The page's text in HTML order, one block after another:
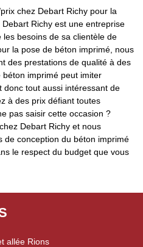
chez Debart Richy pour la
Richy est une entreprise
besoins de sa clientèle de
la pose de béton imprimé, nous
des prestations de qualité à des
imprimé peut imiter
donc tout aussi intéressant de
à des prix défiant toutes
pas saisir cette occasion ?
Debart Richy et nous
de conception du béton imprimé
le respect du budget que vous
allée Rions